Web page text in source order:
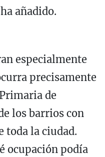
añadido.
especialmente
precisamente
de
los barrios con
toda la ciudad.
ocupación podía